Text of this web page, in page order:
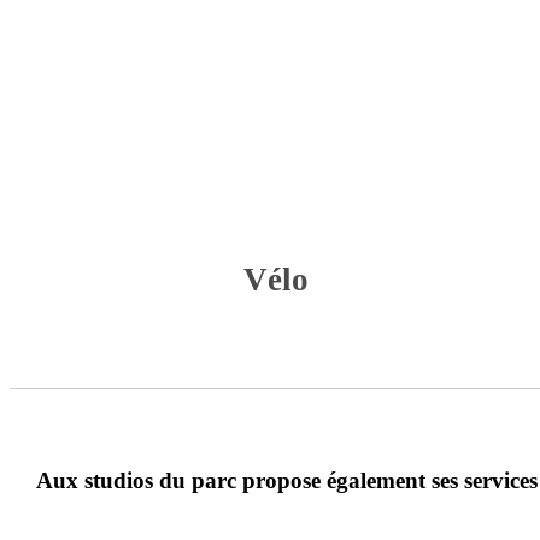
Vélo
Aux studios du parc propose également ses